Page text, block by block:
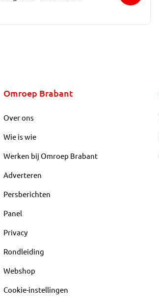
Omroep Brabant
Over ons
Wie is wie
Werken bij Omroep Brabant
Adverteren
Persberichten
Panel
Privacy
Rondleiding
Webshop
Cookie-instellingen